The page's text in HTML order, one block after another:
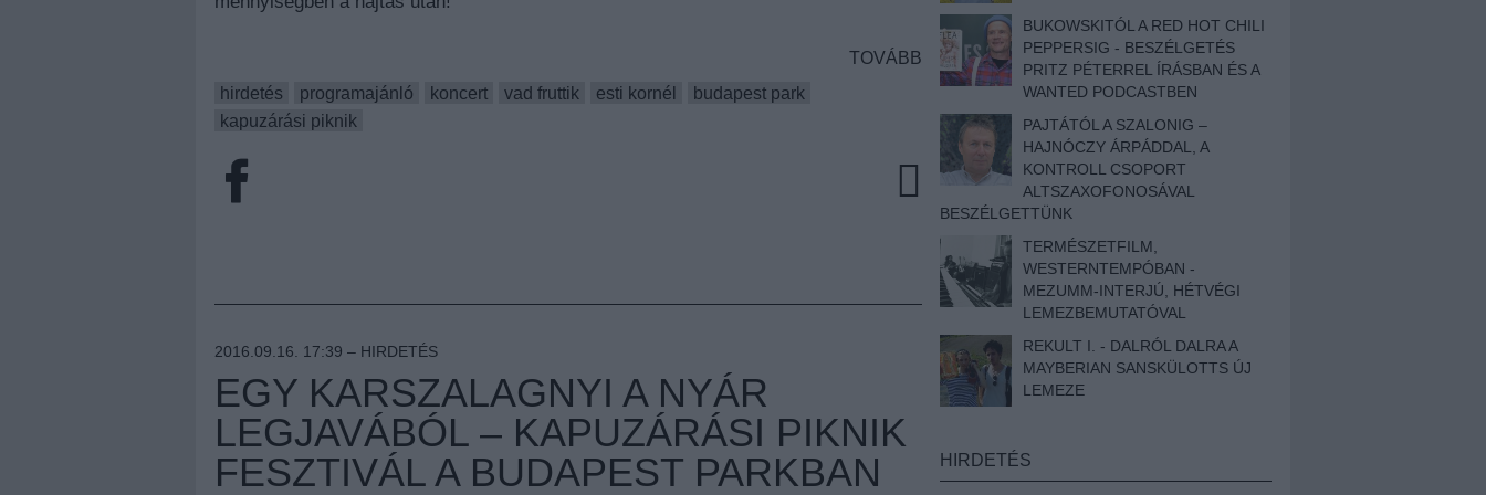
TOVÁBB
hirdetés
programajánló koncert vad fruttik esti kornél
budapest park
kapuzárási piknik
2016.09.16. 17:39 – HIRDETÉS
EGY KARSZALAGNYI A NYÁR
LEGJAVÁBÓL – KAPUZÁRÁSI PIKNIK
FESZTIVÁL A BUDAPEST PARKBAN
BUKOWSKITÓL A RED HOT CHILI
PEPPERSIG - BESZÉLGETÉS
PRITZ PÉTERREL ÍRÁSBAN ÉS A
WANTED PODCASTBEN
PAJTÁTÓL A SZALONIG –
HAJNÓCZY ÁRPÁDDAL, A
KONTROLL CSOPORT
ALTSZAXOFONOSÁVAL
BESZÉLGETTÜNK
TERMÉSZETFILM,
WESTERNTEMPÓBAN -
MEZUMM-INTERJÚ, HÉTVÉGI
LEMEZBEMUTATÓVAL
REKULT I. - DALRÓL DALRA A
MAYBERIAN SANSKÜLOTTS ÚJ
LEMEZE
HIRDETÉS